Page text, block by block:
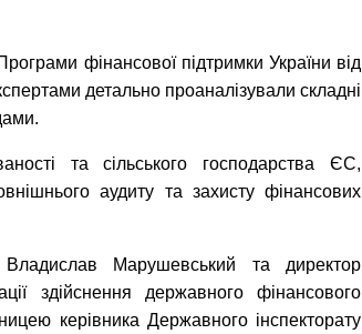
фінансової підтримки України від
детально проаналізували складні
та сільського господарства ЄС,
аудиту та захисту фінансових
Марушевський та директор
здійснення державного фінансового
керівника Державного інспекторату